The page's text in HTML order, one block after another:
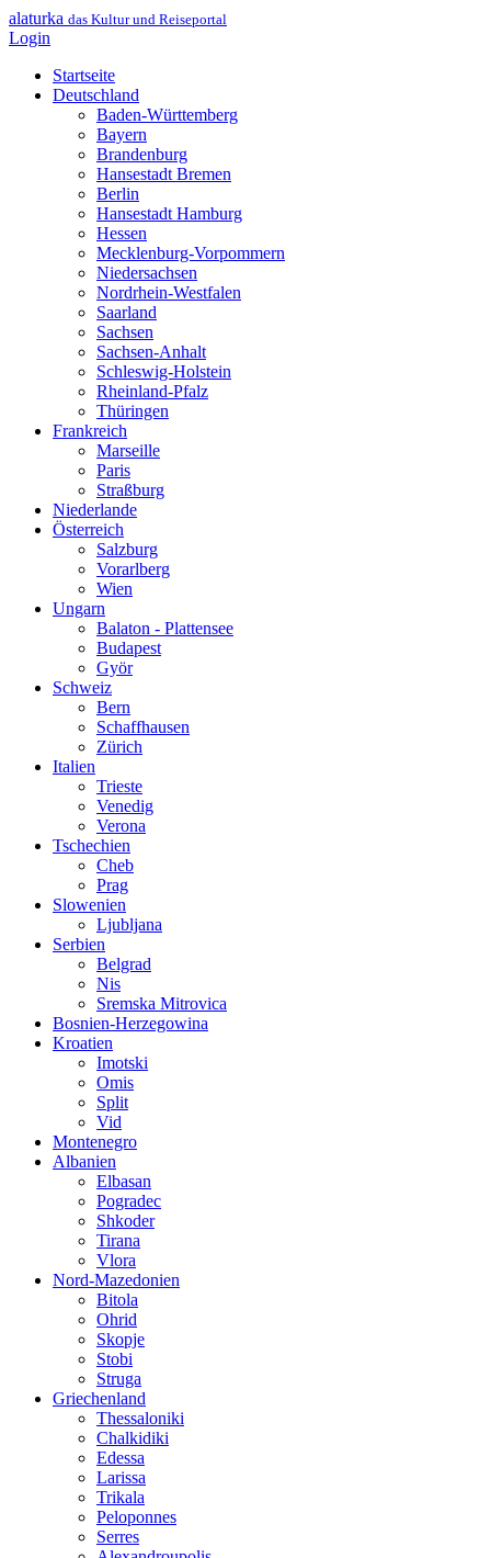
alaturka das Kultur und Reiseportal
Login
Startseite
Deutschland
Baden-Württemberg
Bayern
Brandenburg
Hansestadt Bremen
Berlin
Hansestadt Hamburg
Hessen
Mecklenburg-Vorpommern
Niedersachsen
Nordrhein-Westfalen
Saarland
Sachsen
Sachsen-Anhalt
Schleswig-Holstein
Rheinland-Pfalz
Thüringen
Frankreich
Marseille
Paris
Straßburg
Niederlande
Österreich
Salzburg
Vorarlberg
Wien
Ungarn
Balaton - Plattensee
Budapest
Györ
Schweiz
Bern
Schaffhausen
Zürich
Italien
Trieste
Venedig
Verona
Tschechien
Cheb
Prag
Slowenien
Ljubljana
Serbien
Belgrad
Nis
Sremska Mitrovica
Bosnien-Herzegowina
Kroatien
Imotski
Omis
Split
Vid
Montenegro
Albanien
Elbasan
Pogradec
Shkoder
Tirana
Vlora
Nord-Mazedonien
Bitola
Ohrid
Skopje
Stobi
Struga
Griechenland
Thessaloniki
Chalkidiki
Edessa
Larissa
Trikala
Peloponnes
Serres